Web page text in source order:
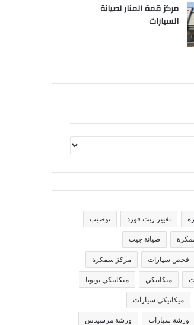
مركز قمة المنار لصيانة
السيارات
تغيير زيت فورد توضيب
صيانة جيب
فحص سيارات مركز سمكرة
ميكانيكي ميكانيكي تويوتا
ميكانيكي سيارات
ورشة سيارات ورشة مرسيدس